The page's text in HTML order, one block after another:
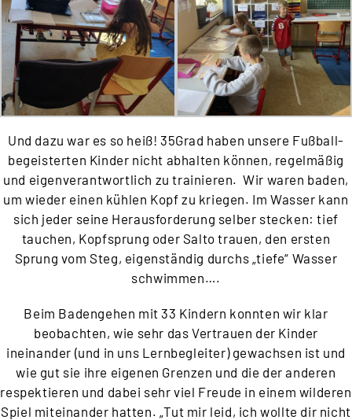
Und dazu war es so heiß! 35Grad haben unsere Fußball-
begeisterten Kinder nicht abhalten können, regelmäßig
und eigenverantwortlich zu trainieren. Wir waren baden,
um wieder einen kühlen Kopf zu kriegen. Im Wasser kann
sich jeder seine Herausforderung selber stecken: tief
tauchen, Kopfsprung oder Salto trauen, den ersten
Sprung vom Steg, eigenständig durchs „tiefe“ Wasser
schwimmen….
Beim Badengehen mit 33 Kindern konnten wir klar
beobachten, wie sehr das Vertrauen der Kinder
ineinander (und in uns Lernbegleiter) gewachsen ist und
wie gut sie ihre eigenen Grenzen und die der anderen
respektieren und dabei sehr viel Freude in einem wilderen
Spiel miteinander hatten. „Tut mir leid, ich wollte dir nicht